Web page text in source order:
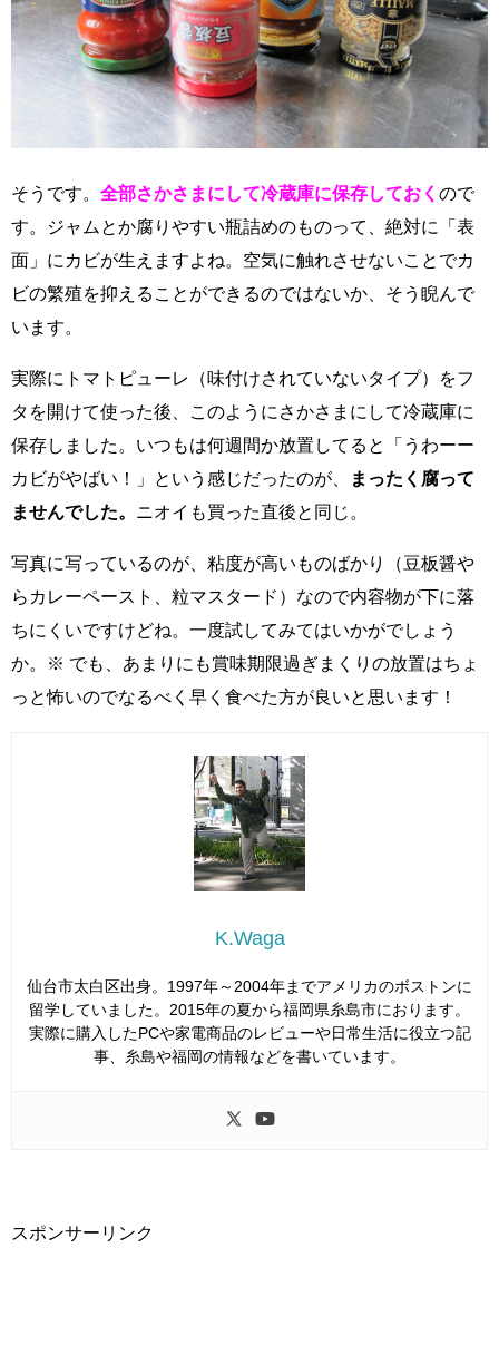
そうです。 全部さかさまにして冷蔵庫に保存しておく ので
す。ジャムとか腐りやすい瓶詰めのものって、絶対に「表
面」にカビが生えますよね。空気に触れさせないことでカ
ビの繁殖を抑えることができるのではないか、そう睨んで
います。
実際にトマトピューレ（味付けされていないタイプ）をフ
タを開けて使った後、このようにさかさまにして冷蔵庫に
保存しました。いつもは何週間か放置してると「うわーー
カビがやばい！」という感じだったのが、
まったく腐って
ませんでした。 ニオイも買った直後と同じ。
写真に写っているのが、粘度が高いものばかり（豆板醤や
らカレーペースト、粒マスタード）なので内容物が下に落
ちにくいですけどね。一度試してみてはいかがでしょう
か。※ でも、あまりにも賞味期限過ぎまくりの放置はちょ
っと怖いのでなるべく早く食べた方が良いと思います！
K.Waga
仙台市太白区出身。1997年～2004年までアメリカのボストンに
留学していました。2015年の夏から福岡県糸島市におります。
実際に購入したPCや家電商品のレビューや日常生活に役立つ記
事、糸島や福岡の情報などを書いています。
スポンサーリンク